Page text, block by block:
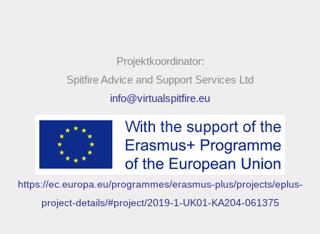
Projektkoordinator:
Spitfire Advice and Support Services Ltd
info@virtualspitfire.eu
https://ec.europa.eu/programmes/erasmus-plus/projects/eplus-
project-details/#project/2019-1-UK01-KA204-061375